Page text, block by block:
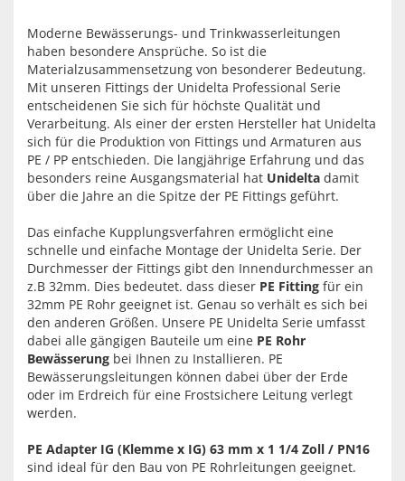
Moderne Bewässerungs- und Trinkwasserleitungen
haben besondere Ansprüche. So ist die
Materialzusammensetzung von besonderer Bedeutung.
Mit unseren Fittings der Unidelta Professional Serie
entscheidenen Sie sich für höchste Qualität und
Verarbeitung. Als einer der ersten Hersteller hat Unidelta
sich für die Produktion von Fittings und Armaturen aus
PE / PP entschieden. Die langjährige Erfahrung und das
besonders reine Ausgangsmaterial hat Unidelta damit
über die Jahre an die Spitze der PE Fittings geführt.
Das einfache Kupplungsverfahren ermöglicht eine
schnelle und einfache Montage der Unidelta Serie. Der
Durchmesser der Fittings gibt den Innendurchmesser an
z.B 32mm. Dies bedeutet. dass dieser PE Fitting für ein
32mm PE Rohr geeignet ist. Genau so verhält es sich bei
den anderen Größen. Unsere PE Unidelta Serie umfasst
dabei alle gängigen Bauteile um eine PE Rohr
Bewässerung bei Ihnen zu Installieren. PE
Bewässerungsleitungen können dabei über der Erde
oder im Erdreich für eine Frostsichere Leitung verlegt
werden.
PE Adapter IG (Klemme x IG) 63 mm x 1 1/4 Zoll / PN16
sind ideal für den Bau von PE Rohrleitungen geeignet.